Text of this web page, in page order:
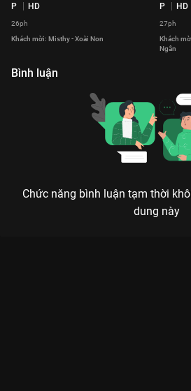
P HD
26ph
Khách mời: Misthy - Xoài Non
P HD
27ph
Khách
Ngân
Bình luận
Chức năng bình luận tạm thời
dung này